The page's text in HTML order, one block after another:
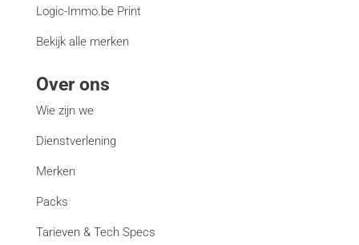
Logic-Immo.be Print
Bekijk alle merken
Over ons
Wie zijn we
Dienstverlening
Merken
Packs
Tarieven & Tech Specs